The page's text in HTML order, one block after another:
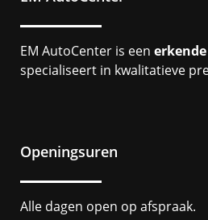
EM AutoCenter is een
specialiseert in kwalitatieve
Openingsuren
Alle dagen open op afspraak.